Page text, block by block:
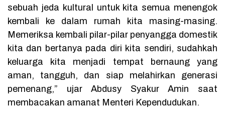
sebuah jeda kultural untuk kita semua menengok
kembali ke dalam rumah kita masing-masing.
Memeriksa kembali pilar-pilar penyangga domestik
kita dan bertanya pada diri kita sendiri, sudahkah
keluarga kita menjadi tempat bernaung yang
aman, tangguh, dan siap melahirkan generasi
pemenang,” ujar Abdusy Syakur Amin saat
membacakan amanat Menteri Kependudukan.